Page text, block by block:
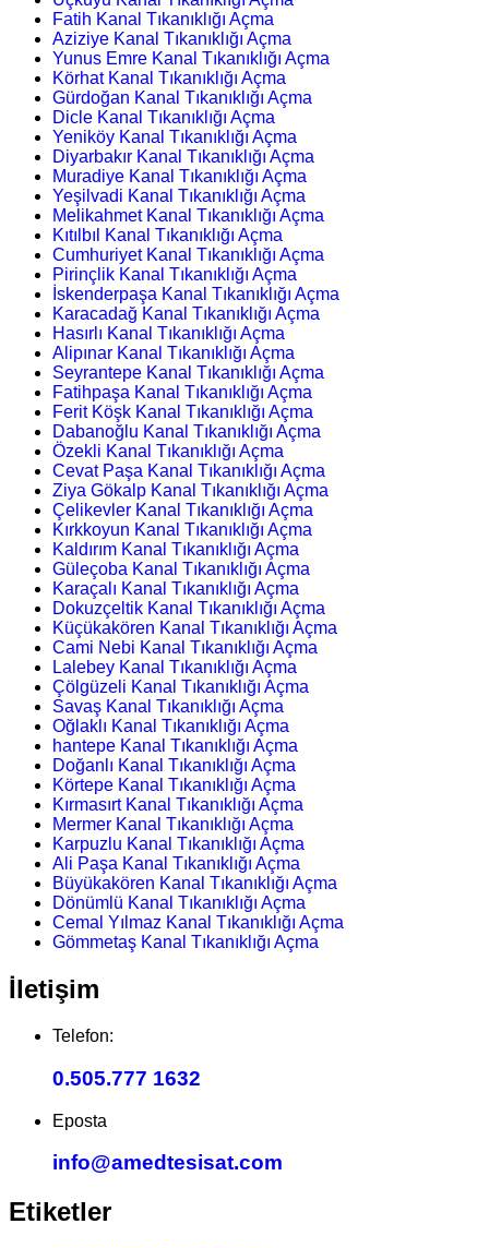
Fatih Kanal Tıkanıklığı Açma
Aziziye Kanal Tıkanıklığı Açma
Yunus Emre Kanal Tıkanıklığı Açma
Körhat Kanal Tıkanıklığı Açma
Gürdoğan Kanal Tıkanıklığı Açma
Dicle Kanal Tıkanıklığı Açma
Yeniköy Kanal Tıkanıklığı Açma
Diyarbakır Kanal Tıkanıklığı Açma
Muradiye Kanal Tıkanıklığı Açma
Yeşilvadi Kanal Tıkanıklığı Açma
Melikahmet Kanal Tıkanıklığı Açma
Kıtılbıl Kanal Tıkanıklığı Açma
Cumhuriyet Kanal Tıkanıklığı Açma
Pirinçlik Kanal Tıkanıklığı Açma
İskenderpaşa Kanal Tıkanıklığı Açma
Karacadağ Kanal Tıkanıklığı Açma
Hasırlı Kanal Tıkanıklığı Açma
Alipınar Kanal Tıkanıklığı Açma
Seyrantepe Kanal Tıkanıklığı Açma
Fatihpaşa Kanal Tıkanıklığı Açma
Ferit Köşk Kanal Tıkanıklığı Açma
Dabanoğlu Kanal Tıkanıklığı Açma
Özekli Kanal Tıkanıklığı Açma
Cevat Paşa Kanal Tıkanıklığı Açma
Ziya Gökalp Kanal Tıkanıklığı Açma
Çelikevler Kanal Tıkanıklığı Açma
Kırkkoyun Kanal Tıkanıklığı Açma
Kaldırım Kanal Tıkanıklığı Açma
Güleçoba Kanal Tıkanıklığı Açma
Karaçalı Kanal Tıkanıklığı Açma
Dokuzçeltik Kanal Tıkanıklığı Açma
Küçükakören Kanal Tıkanıklığı Açma
Cami Nebi Kanal Tıkanıklığı Açma
Lalebey Kanal Tıkanıklığı Açma
Çölgüzeli Kanal Tıkanıklığı Açma
Savaş Kanal Tıkanıklığı Açma
Oğlaklı Kanal Tıkanıklığı Açma
hantepe Kanal Tıkanıklığı Açma
Doğanlı Kanal Tıkanıklığı Açma
Körtepe Kanal Tıkanıklığı Açma
Kırmasırt Kanal Tıkanıklığı Açma
Mermer Kanal Tıkanıklığı Açma
Karpuzlu Kanal Tıkanıklığı Açma
Ali Paşa Kanal Tıkanıklığı Açma
Büyükakören Kanal Tıkanıklığı Açma
Dönümlü Kanal Tıkanıklığı Açma
Cemal Yılmaz Kanal Tıkanıklığı Açma
Gömmetaş Kanal Tıkanıklığı Açma
İletişim
Telefon:
0.505.777 1632
Eposta
info@amedtesisat.com
Etiketler